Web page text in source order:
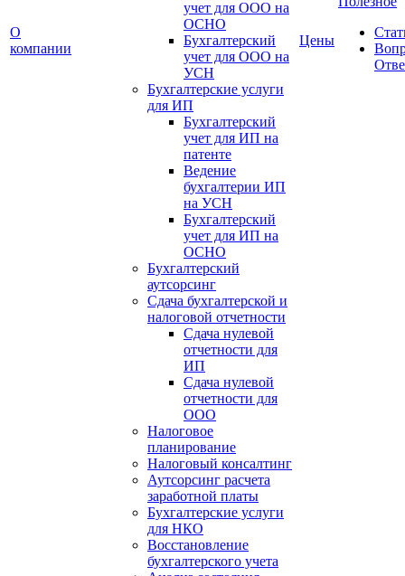
О
компании
учет для ООО на
ОСНО
Бухгалтерский
учет для OOO на
УСН
Бухгалтерские услуги
для ИП
Бухгалтерский
учет для ИП на
патенте
Ведение
бухгалтерии ИП
на УСН
Бухгалтерский
учет для ИП на
ОСНО
Бухгалтерский
аутсорсинг
Сдача бухгалтерской и
налоговой отчетности
Сдача нулевой
отчетности для
ИП
Сдача нулевой
отчетности для
ООО
Налоговое
планирование
Налоговый консалтинг
Аутсорсинг расчета
заработной платы
Бухгалтерские услуги
для НКО
Восстановление
бухгалтерского учета
Цены